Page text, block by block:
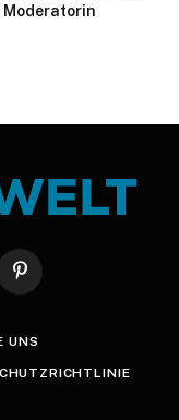
Moderatorin
Pinterest
UNS